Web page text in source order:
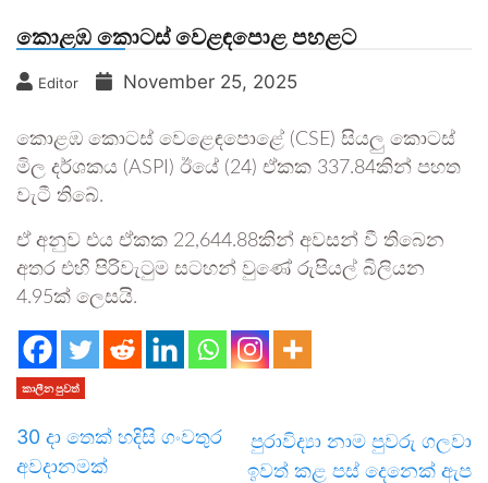
කොළඹ කොටස් වෙළඳපොළ පහළට
Editor November 25, 2025
කොළඹ කොටස් වෙළෙඳපොළේ (CSE) සියලු කොටස්
මිල දර්ශකය (ASPI) ඊයේ (24) ඒකක 337.84කින් පහත
වැටී තිබේ.
ඒ අනුව එය ඒකක 22,644.88කින් අවසන් වී තිබෙන
අතර එහි පිරිවැටුම සටහන් වුණේ රුපියල් බිලියන
4.95ක් ලෙසයි.
කාලීන පුවත්
30 දා තෙක් හදිසි ගංවතුර
අවදානමක්
පුරාවිද්‍යා නාම පුවරු ගලවා
ඉවත් කළ පස් දෙනෙක් ඇප